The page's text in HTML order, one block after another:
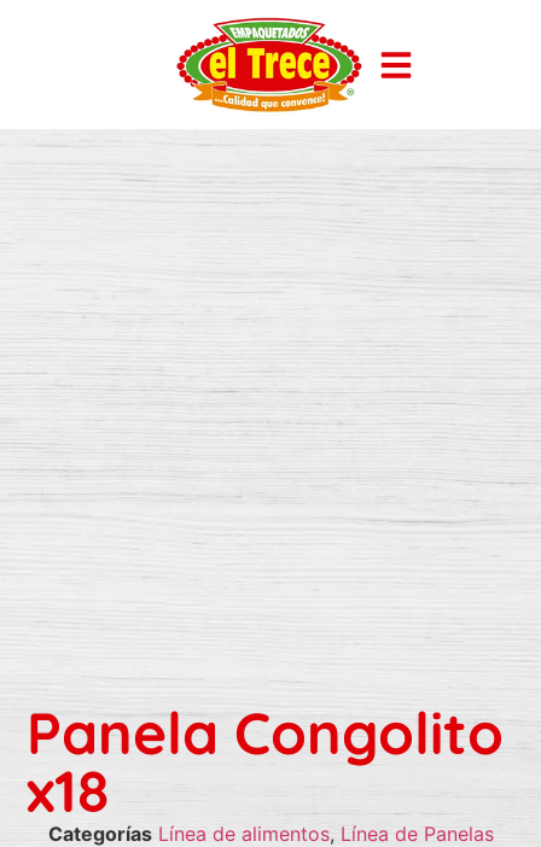
Panela Congolito
x18
Categorías Línea de alimentos, Línea de Panelas